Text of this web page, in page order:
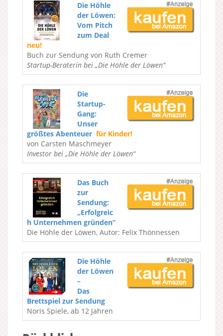
Die Höhle
der Löwen:
Vom Pitch
zum Deal
neu!
Buch zur Sendung von Ruth Cremer
Startup-Beraterin bei „Die Höhle der Löwen“
Die
Startup-
Gang:
Unser
größtes Abenteuer für Kinder!
von Carsten Maschmeyer
Investor bei „Die Höhle der Löwen“
Das Buch
zur
Sendung:
„Erfolgreic
h Unternehmen gründen“
Die Höhle der Löwen, Autor: Felix Thönnessen
Die Höhle
der Löwen
–
Das
Brettspiel zur Sendung
Noris Spiele, ab 12 Jahren